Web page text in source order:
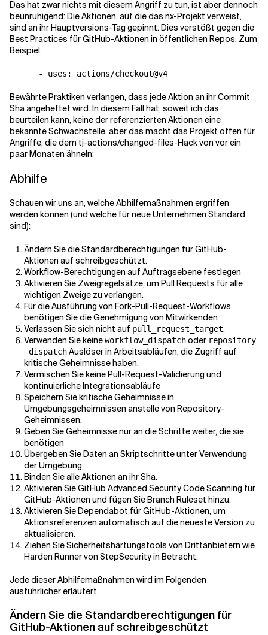
Das hat zwar nichts mit diesem Angriff zu tun, ist aber dennoch
beunruhigend: Die Aktionen, auf die das nx-Projekt verweist,
sind an ihr Hauptversions-Tag gepinnt. Dies verstößt gegen die
Best Practices für GitHub-Aktionen in öffentlichen Repos. Zum
Beispiel:
      - uses: actions/checkout@v4
Bewährte Praktiken verlangen, dass jede Aktion an ihr Commit
Sha angeheftet wird. In diesem Fall hat, soweit ich das
beurteilen kann, keine der referenzierten Aktionen eine
bekannte Schwachstelle, aber das macht das Projekt offen für
Angriffe, die dem tj-actions/changed-files-Hack von vor ein
paar Monaten ähneln:
Abhilfe
Schauen wir uns an, welche Abhilfemaßnahmen ergriffen
werden können (und welche für neue Unternehmen Standard
sind):
Ändern Sie die Standardberechtigungen für GitHub-
Aktionen auf schreibgeschützt.
Workflow-Berechtigungen auf Auftragsebene festlegen
Aktivieren Sie Zweigregelsätze, um Pull Requests für alle
wichtigen Zweige zu verlangen.
Für die Ausführung von Fork-Pull-Request-Workflows
benötigen Sie die Genehmigung von Mitwirkenden
Verlassen Sie sich nicht auf pull_request_target.
Verwenden Sie keineworkflow_dispatchoder repository
_dispatchAuslöser in Arbeitsabläufen, die Zugriff auf
kritische Geheimnisse haben.
Vermischen Sie keine Pull-Request-Validierung und
kontinuierliche Integrationsabläufe
Speichern Sie kritische Geheimnisse in
Umgebungsgeheimnissen anstelle von Repository-
Geheimnissen.
Geben Sie Geheimnisse nur an die Schritte weiter, die sie
benötigen
Übergeben Sie Daten an Skriptschritte unter Verwendung
der Umgebung
Binden Sie alle Aktionen an ihr Sha.
Aktivieren Sie GitHub Advanced Security Code Scanning für
GitHub-Aktionen und fügen Sie Branch Ruleset hinzu.
Aktivieren Sie Dependabot für GitHub-Aktionen, um
Aktionsreferenzen automatisch auf die neueste Version zu
aktualisieren.
Ziehen Sie Sicherheitshärtungstools von Drittanbietern wie
Harden Runner von StepSecurity in Betracht.
Jede dieser Abhilfemaßnahmen wird im Folgenden
ausführlicher erläutert.
Ändern Sie die Standardberechtigungen für
GitHub-Aktionen auf schreibgeschützt